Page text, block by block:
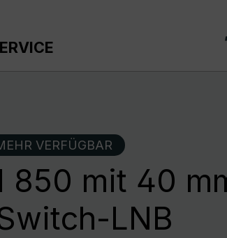
VERFÜGBAR
850 mit 40
LNB